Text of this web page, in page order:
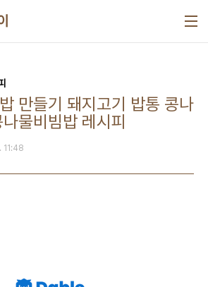
만들기 돼지고기 밥통 콩나
물비빔밥 레시피
11:48